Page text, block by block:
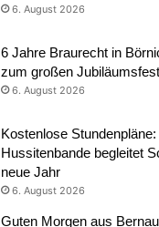
6. August 2026
6 Jahre Braurecht in
zum großen Jubiläumsfest
6. August 2026
Kostenlose
Hussitenbande begleitet
neue Jahr
6. August 2026
Guten Morgen aus